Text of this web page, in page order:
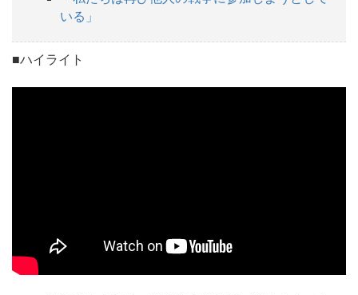
いる」
■ハイライト